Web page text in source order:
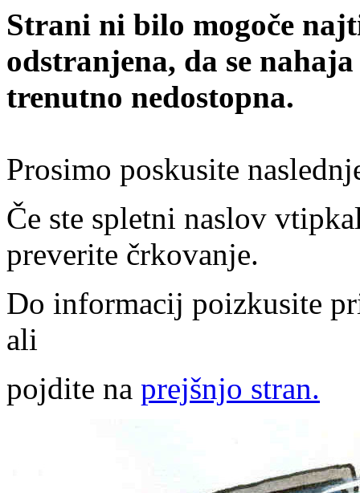
Strani ni bilo mogoče
odstranjena, da se
trenutno nedostopna.
Prosimo poskusite
Če ste spletni naslov
preverite črkovanje.
Do informacij poizkusite
ali
pojdite na prejšnjo stran.